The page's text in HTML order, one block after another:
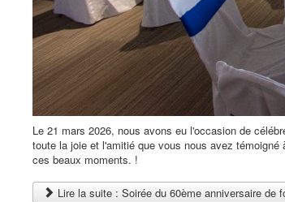
Le 21 mars 2026, nous avons eu l'occasion de
toute la joie et l'amitié que vous nous avez
ces beaux moments. !
Lire la suite : Soirée du 60ème anniversaire de